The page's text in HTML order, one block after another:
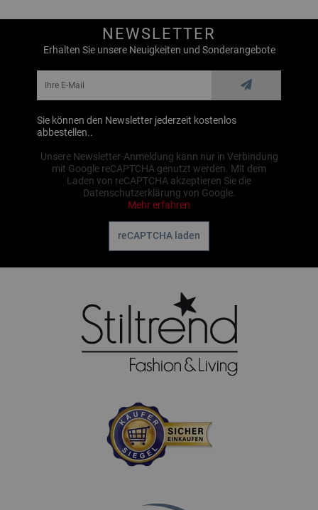
NEWSLETTER
Erhalten Sie unsere Neuigkeiten und Sonderangebote
Sie können den Newsletter jederzeit kostenlos
abbestellen..
Unsere Newsletter-Anmeldung kann nur in Verbindung
mit Google reCAPTCHA genutzt werden. Mit dem
Laden von reCAPTCHA akzeptieren Sie die
Datenschutzerklärung von Google.
Mehr erfahren
reCAPTCHA laden